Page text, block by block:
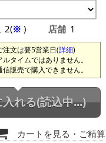
2(※ ) 店舗 1
注文は要5営業日(詳細)
タイムではありません。
販売で購入できません。
れる(読込中...)
カートを見る ・ご精算